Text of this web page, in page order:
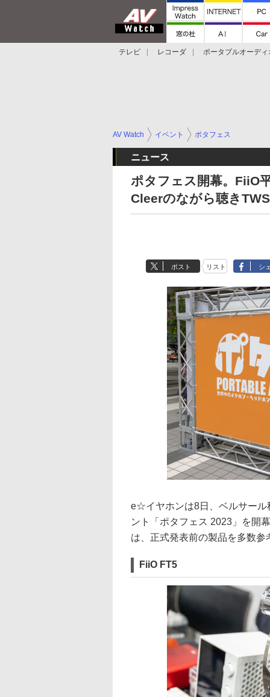
テレビ レコーダ
ポータブルオーディ
AV Watch イベント ポタフェス
ニュース
ポタフェス開幕。FiiO
Cleerのながら聴きTWS
ポスト リスト シ
e☆イヤホンは8日、ベルサール
ント「ポタフェス 2023」を開
は、正式発表前の製品を多数
FiiO FT5